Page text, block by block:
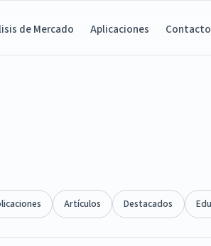
de Mercado Aplicaciones Contacto
Artículos Destacados